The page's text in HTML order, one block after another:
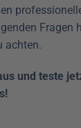
Fragen
achten.
und teste